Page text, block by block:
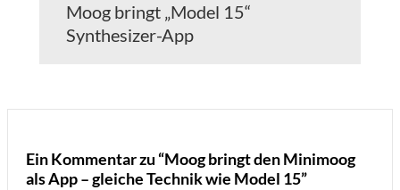
Moog bringt „Model 15“
Synthesizer-App
Ein Kommentar zu “Moog bringt den Minimoog
als App – gleiche Technik wie Model 15”